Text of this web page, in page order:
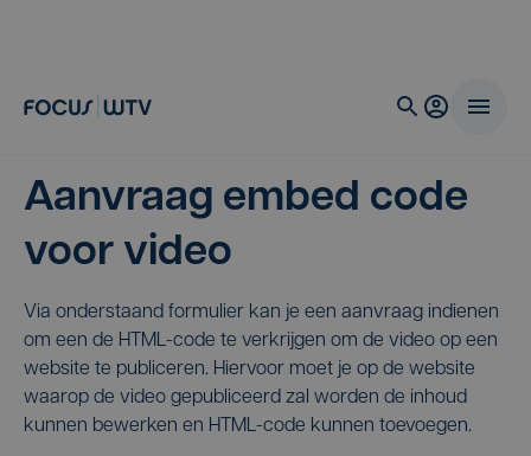
Aanvraag embed code
voor video
Via onderstaand formulier kan je een aanvraag indienen
om een de HTML-code te verkrijgen om de video op een
website te publiceren. Hiervoor moet je op de website
waarop de video gepubliceerd zal worden de inhoud
kunnen bewerken en HTML-code kunnen toevoegen.